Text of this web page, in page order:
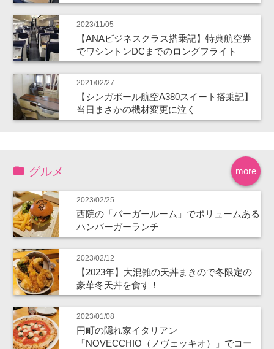
2023/11/05
【ANAビジネスクラス搭乗記】特典航空券
でワシントンDCまでのロングフライト
2021/02/27
【シンガポール航空A380スイート搭乗記】
当日まさかの機材変更に泣く
more
グルメ
2023/02/25
西院の「バーガールーム」でボリュームある
ハンバーガーランチ
2023/02/12
【2023年】大混雑の天丼まきので冬限定の
豪華冬天丼を食す！
2023/01/08
円町の隠れ家イタリアン
「NOVECCHIO（ノヴェッキオ）」でコー